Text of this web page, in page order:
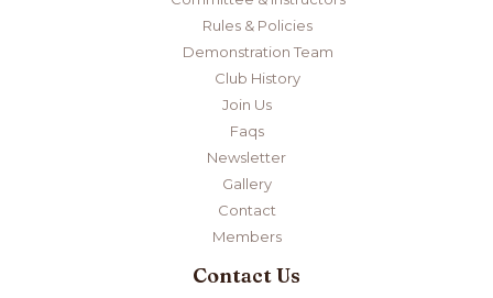
Rules & Policies
Demonstration Team
Club History
Join Us
Faqs
Newsletter
Gallery
Contact
Members
Contact Us